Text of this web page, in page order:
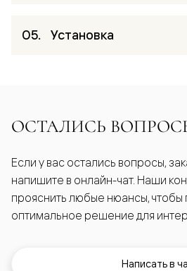
Установка
ОСТАЛИСЬ
Если у вас остались вопросы,
напишите в онлайн-чат. Наши
прояснить любые нюансы, чтобы
оптимальное решение для
Написать в